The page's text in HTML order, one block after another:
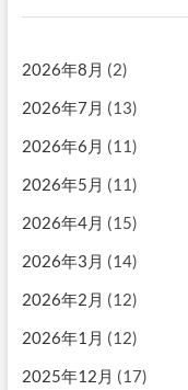
2026年8月 (2)
2026年7月 (13)
2026年6月 (11)
2026年5月 (11)
2026年4月 (15)
2026年3月 (14)
2026年2月 (12)
2026年1月 (12)
2025年12月 (17)